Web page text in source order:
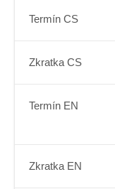
Termín CS
Zkratka CS
Termín EN
Zkratka EN